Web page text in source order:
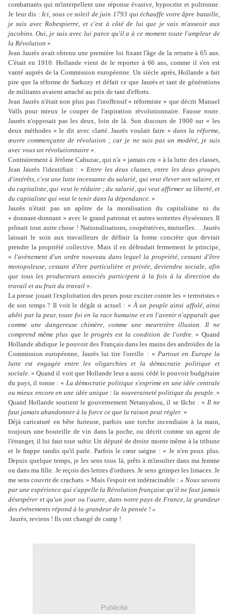
combattants qui m'interpellent une réponse évasive, hypocrite et poltronne.
Je leur dis :Ici, sous ce soleil de juin 1793 qui échauffe votre âpre bataille,
je suis avec Robespierre, et c'est à côté de lui que je vais m'asseoir aux
jacobins. Oui, je suis avec lui parce qu'il a à ce moment toute l'ampleur de
la Révolution »
Jean Jaurès avait obtenu une première loi fixant l'âge de la retraite à 65 ans.
C'était en 1910. Hollande vient de le reporter à 66 ans, comme il s'en est
vanté auprès de la Commission européenne. Un siècle après, Hollande a fait
pire que la réforme de Sarkozy et défait ce que Jaurès et tant de générations
de militants avaient arraché au prix de tant d'efforts.
Jean Jaurès n'était non plus pas l'inoffensif « réformiste » que décrit Manuel
Valls pour mieux le couper de l'aspiration révolutionnaire. Fausse route.
Jaurès n'opposait pas les deux, loin de là. Son discours de 1900 sur « les
deux méthodes » le dit avec clarté. Jaurès voulait faire «dans la réforme,
œuvre commençante de révolution ; car je ne suis pas un modéré, je suis
avec vous un révolutionnaire ».
Contrairement à Jérôme Cahuzac, qui n'a « jamais cru » à la lutte des classes,
Jean Jaurès l'identifiait : «Entre les deux classes, entre les deux groupes
d'intérêts, c'est une lutte incessante du salarié, qui veut élever son salaire, et
du capitaliste, qui veut le réduire ; du salarié, qui veut affirmer sa liberté, et
du capitaliste qui veut le tenir dans la dépendance. »
Jaurès n'était pas un apôtre de la moralisation du capitalisme ni du
« donnant-donnant » avec le grand patronat et autres sornettes élyséennes. Il
prônait tout autre chose ! Nationalisations, coopératives, mutuelles… Jaurès
laissait le soin aux travailleurs de définir la forme concrète que devrait
prendre la propriété collective. Mais il en défendait fermement le principe,
« l'avènement d'un ordre nouveau dans lequel la propriété, cessant d'être
monopoleuse, cessant d'être particulière et privée, deviendra sociale, afin
que tous les producteurs associés participent à la fois à la direction du
travail et au fruit du travail ».
La presse jouait l'exploitation des peurs pour exciter contre les « terroristes »
de son temps ? Il voit le dégât si actuel : «À un peuple ainsi affolé, ainsi
abêti par la peur, toute foi en la race humaine et en l'avenir n'apparaît que
comme une dangereuse chimère, comme une meurtrière illusion. Il ne
comprend même plus que le progrès est la condition de l'ordre. » Quand
Hollande abdique le pouvoir des Français dans les mains des androïdes de la
Commission européenne, Jaurès lui tire l'oreille : «Partout en Europe la
lutte est engagée entre les oligarchies et la démocratie politique et
sociale. » Quand il voit que Hollande leur a aussi cédé le pouvoir budgétaire
du pays, il tonne : « La démocratie politique s'exprime en une idée centrale
ou mieux encore en une idée unique : la souveraineté politique du peuple. »
Quand Hollande soutient le gouvernement Netanyahou, il se fâche : « Il ne
faut jamais abandonner à la force ce que la raison peut régler. »
Déjà caricaturé en bête furieuse, parfois une torche incendiaire à la main,
toujours une bouteille de vin dans la poche, ou décrit comme un agent de
l'étranger, il lui faut tout subir. Un député de droite monte même à la tribune
et le frappe tandis qu'il parle. Parfois le cœur saigne : « Je n'en peux plus.
Depuis quelque temps, je les sens tous là, prêts à m'insulter dans ma femme
ou dans ma fille. Je reçois des lettres d'ordures. Je sens grimper les limaces. Je
me sens couvrir de crachats. » Mais l'espoir est indéracinable : « Nous savons
par une expérience qui s'appelle la Révolution française qu'il ne faut jamais
désespérer et qu'un jour ou l'autre, dans notre pays de France, la grandeur
des événements répond à la grandeur de la pensée ! »
Jaurès, reviens ! Ils ont changé de camp !
Publicité